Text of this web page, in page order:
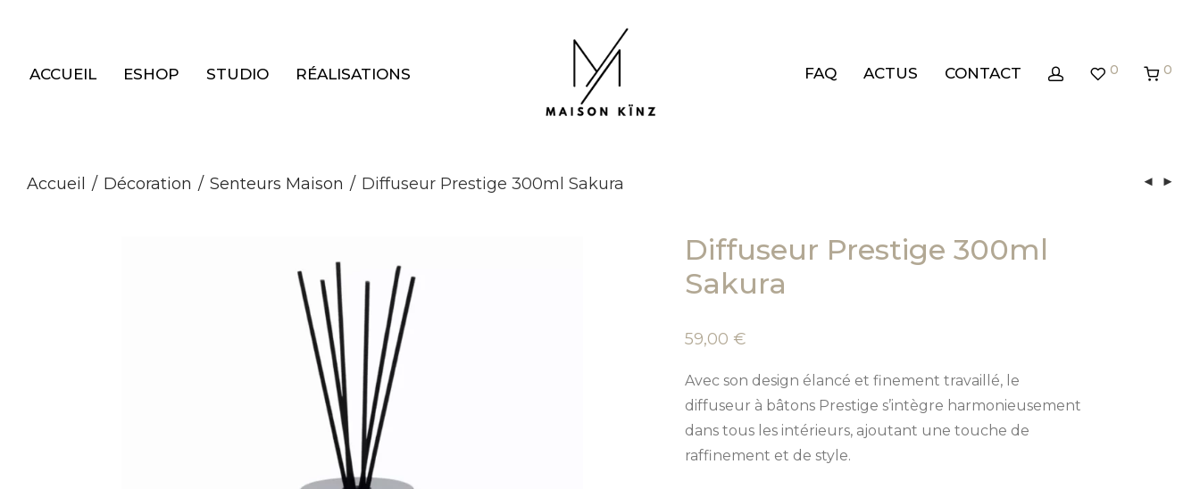
ACCUEIL ESHOP STUDIO RÉALISATIONS FAQ ACTUS CONTACT 0 0
Accueil / Décoration / Senteurs Maison / Diffuseur Prestige 300ml Sakura
Diffuseur Prestige 300ml
Sakura
59,00 €
Avec son design élancé et finement travaillé, le
diffuseur à bâtons Prestige s’intègre harmonieusement
dans tous les intérieurs, ajoutant une touche de
raffinement et de style.